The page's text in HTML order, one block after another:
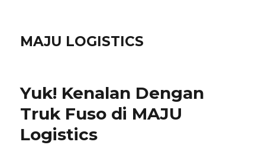
MAJU LOGISTICS
Yuk! Kenalan Dengan
Truk Fuso di MAJU
Logistics